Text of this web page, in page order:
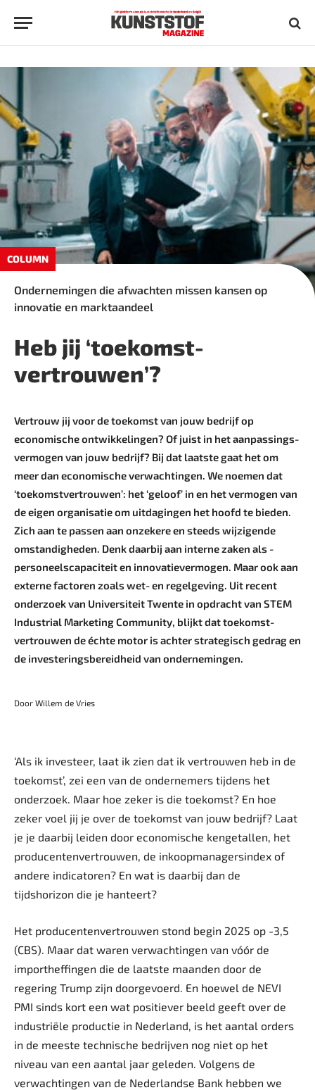
COLUMN
Ondernemingen die afwachten missen kansen op
innovatie en marktaandeel
Heb jij ‘toekomst­
vertrouwen’?
Vertrouw jij voor de toekomst van jouw bedrijf op
economische ontwikkelingen? Of juist in het aanpassings­
vermogen van jouw bedrijf? Bij dat laatste gaat het om
meer dan economische verwachtingen. We noemen dat
‘toekomstvertrouwen’: het ‘geloof’ in en het vermogen van
de eigen organisatie om uitdagingen het hoofd te ­bieden.
Zich aan te passen aan onzekere en steeds wijzigende
omstandigheden. Denk daarbij aan interne zaken als ­
personeelscapaciteit en innovatievermogen. Maar ook aan
externe factoren zoals wet- en regelgeving. Uit recent
onderzoek van Universiteit Twente in opdracht van STEM
Industrial Marketing Community, blijkt dat toekomst­
vertrouwen de échte motor is achter strategisch gedrag en
de investeringsbereidheid van ondernemingen.
Door Willem de Vries
‘Als ik investeer, laat ik zien dat ik vertrouwen heb in de
toekomst’, zei een van de ondernemers tijdens het
onderzoek. Maar hoe zeker is die toekomst? En hoe
zeker voel jij je over de toekomst van jouw bedrijf? Laat
je je daarbij leiden door economische kengetallen, het
producentenvertrouwen, de inkoopmanagersindex of
andere indicatoren? En wat is daarbij dan de
tijdshorizon die je hanteert?
Het producentenvertrouwen stond begin 2025 op -3,5
(CBS). Maar dat waren verwachtingen van vóór de
importheffingen die de laatste maanden door de
regering Trump zijn doorgevoerd. En hoewel de NEVI
PMI sinds kort een wat positiever beeld geeft over de
industriële productie in Nederland, is het aantal orders
in de meeste technische bedrijven nog niet op het
niveau van een aantal jaar geleden. Volgens de
verwachtingen van de Nederlandse Bank hebben we